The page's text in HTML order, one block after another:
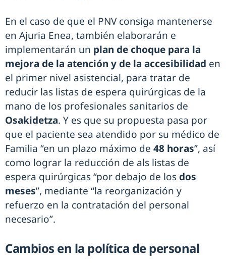
En el caso de que el PNV consiga mantenerse
en Ajuria Enea, también elaborarán e
implementarán un plan de choque para la
mejora de la atención y de la accesibilidad en
el primer nivel asistencial, para tratar de
reducir las listas de espera quirúrgicas de la
mano de los profesionales sanitarios de
Osakidetza. Y es que su propuesta pasa por
que el paciente sea atendido por su médico de
Familia “en un plazo máximo de 48 horas”, así
como lograr la reducción de als listas de
espera quirúrgicas “por debajo de los dos
meses”, mediante “la reorganización y
refuerzo en la contratación del personal
necesario”.
Cambios en la política de personal